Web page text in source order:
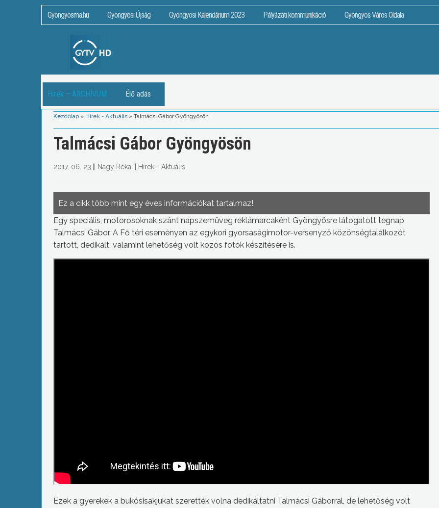
Gyöngyösma.hu Gyöngyösi Újság Gyöngyösi Kalendárium 2023 Pályázati kommunikáció Gyöngyös Város Oldala
Hírek – ARCHÍVUM Élő adás
Kezdőlap » Hírek - Aktuális » Talmácsi Gábor Gyöngyösön
Talmácsi Gábor Gyöngyösön
2017. 06. 23. Nagy Réka Hírek - Aktuális
Ez a cikk több mint egy éves információkat tartalmaz!
Egy speciális, motorosoknak szánt napszemüveg reklámarcaként Gyöngyösre látogatott tegnap
Talmácsi Gábor. A Fő téri eseményen az egykori gyorsaságimotor-versenyző közönségtalálkozót
tartott, dedikált, valamint lehetőség volt közös fotók készítésére is.
Ezek a gyerekek a bukósisakjukat szerették volna dedikáltatni Talmácsi Gáborral, de lehetőség volt